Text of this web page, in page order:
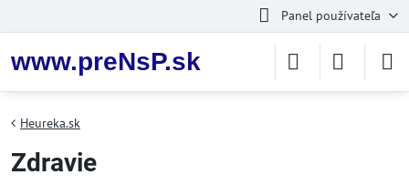
Panel používateľa
www.preNsP.sk
Heureka.sk
Zdravie